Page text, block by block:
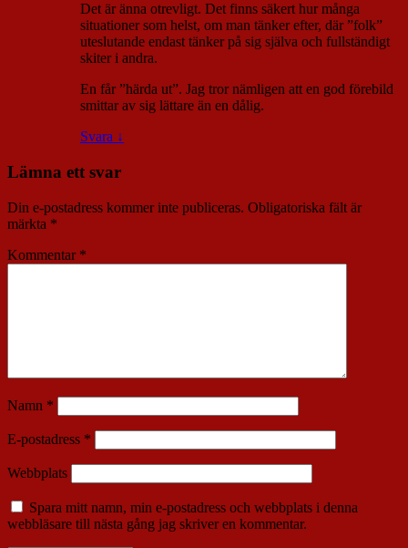
Det är änna otrevligt. Det finns säkert hur många
situationer som helst, om man tänker efter, där ”folk”
uteslutande endast tänker på sig själva och fullständigt
skiter i andra.
En får ”härda ut”. Jag tror nämligen att en god förebild
smittar av sig lättare än en dålig.
Svara ↓
Lämna ett svar
Din e-postadress kommer inte publiceras. Obligatoriska fält är
märkta *
Kommentar *
Namn *
E-postadress *
Webbplats
Spara mitt namn, min e-postadress och webbplats i denna
webbläsare till nästa gång jag skriver en kommentar.